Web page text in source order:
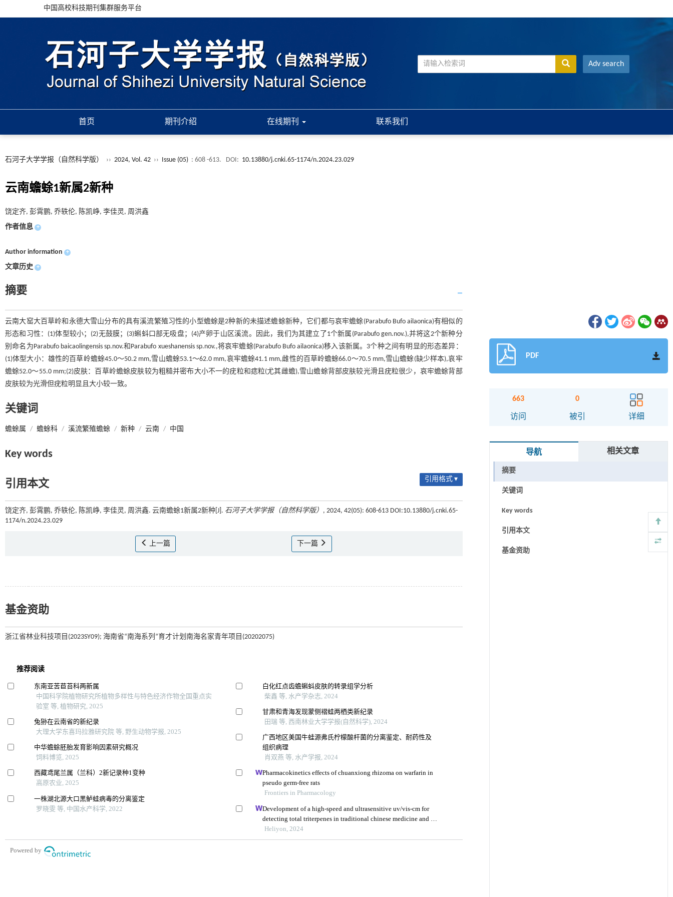
中国高校科技期刊集群服务平台
Adv search
首页 期刊介绍 在线期刊 联系我们
石河子大学学报（自然科学版） ›› 2024, Vol. 42 ›› Issue (05) : 608 -613. DOI: 10.13880/j.cnki.65-1174/n.2024.23.029
云南蟾蜍1新属2新种
饶定齐, 彭霄鹏, 乔轶伦, 陈凯峥, 李佳灵, 周洪鑫
作者信息 +
Author information +
文章历史 +
摘要
云南大窑大百草岭和永德大雪山分布的具有溪流繁殖习性的小型蟾蜍是2种新的未描述蟾蜍新种，它们都与哀牢蟾蜍(Parabufo Bufo ailaonica)有相似的
形态和习性：(1)体型较小；(2)无鼓膜；(3)蝌蚪口部无吸盘；(4)产卵于山区溪流。因此，我们为其建立了1个新属(Parabufo gen.nov.),并将这2个新种分
别命名为Parabufo baicaolingensis sp.nov.和Parabufo xueshanensis sp.nov.,将哀牢蟾蜍(Parabufo Bufo ailaonica)移入该新属。3个种之间有明显的形态差异：
(1)体型大小：雄性的百草岭蟾蜍45.0～50.2 mm,雪山蟾蜍53.1～62.0 mm,哀牢蟾蜍41.1 mm,雌性的百草岭蟾蜍66.0～70.5 mm,雪山蟾蜍(缺少样本),哀牢
蟾蜍52.0～55.0 mm;(2)皮肤：百草岭蟾蜍皮肤较为粗糙并密布大小不一的疣粒和痣粒(尤其雌蟾),雪山蟾蜍背部皮肤较光滑且疣粒很少，哀牢蟾蜍背部
皮肤较为光滑但疣粒明显且大小较一致。
关键词
蟾蜍属 / 蟾蜍科 / 溪流繁殖蟾蜍 / 新种 / 云南 / 中国
Key words
引用本文 引用格式 ▾
饶定齐, 彭霄鹏, 乔轶伦, 陈凯峥, 李佳灵, 周洪鑫. 云南蟾蜍1新属2新种[J]. 石河子大学学报（自然科学版） , 2024, 42(05): 608-613 DOI:10.13880/j.cnki.65-
1174/n.2024.23.029
上一篇 下一篇
基金资助
浙江省林业科技项目(2023SY09); 海南省“南海系列”育才计划南海名家青年项目(20202075)
PDF
663
访问
0
被引 详细
导航 相关文章
摘要
关键词
Key words
引用本文
基金资助